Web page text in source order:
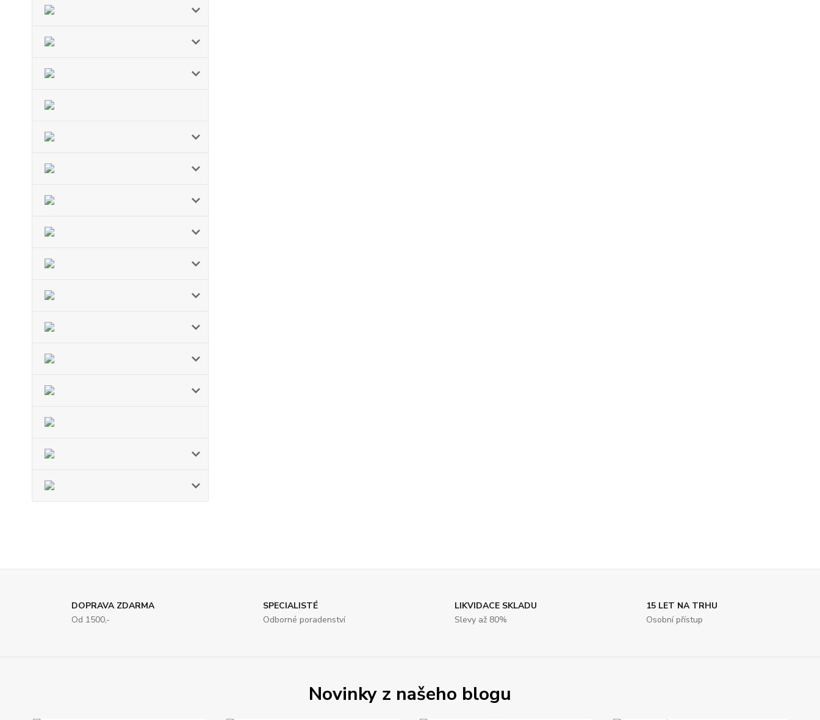
DOPRAVA ZDARMA
Od 1500,-
SPECIALISTÉ
Odborné poradenství
LIKVIDACE SKLADU
Slevy až 80%
15 LET NA TRHU
Osobní přístup
Novinky z našeho blogu